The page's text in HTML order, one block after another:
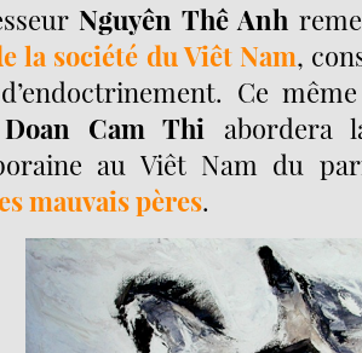
Nguyên Thê Anh
la société du Viêt Nam,
Ce
Doan Cam Thi abordera
au Viêt Nam du
mauvais pères.